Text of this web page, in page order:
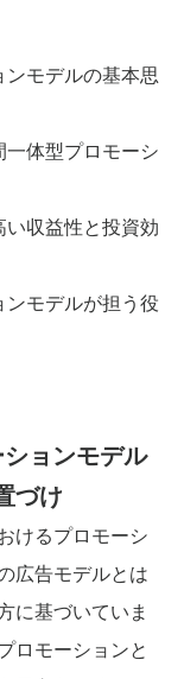
モデルの基本思
体型プロモーシ
収益性と投資効
モデルが担う役
ョンモデル
づけ
けるプロモーシ
広告モデルとは
に基づいていま
ロモーションと